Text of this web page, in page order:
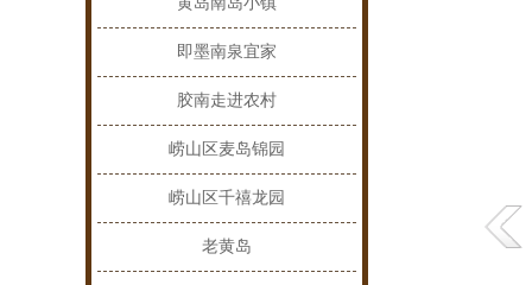
即墨南泉宜家
胶南走进农村
崂山区麦岛锦园
崂山区千禧龙园
老黄岛